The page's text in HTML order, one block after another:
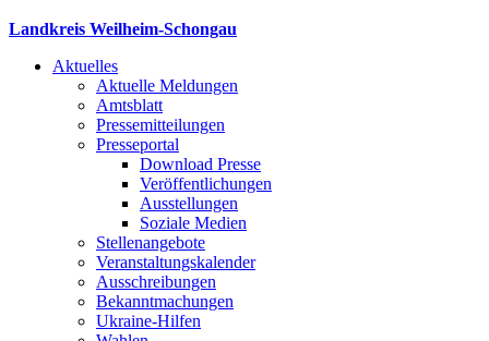
Landkreis Weilheim-Schongau
Aktuelles
Aktuelle Meldungen
Amtsblatt
Pressemitteilungen
Presseportal
Download Presse
Veröffentlichungen
Ausstellungen
Soziale Medien
Stellenangebote
Veranstaltungskalender
Ausschreibungen
Bekanntmachungen
Ukraine-Hilfen